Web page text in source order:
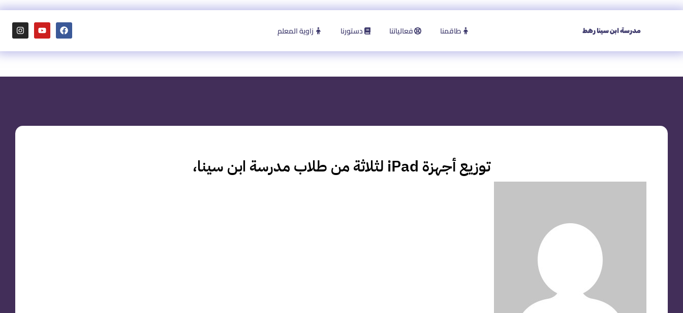
مدرسة ابن سينا رهط طاقمنا فعالياتنا دستورنا زاوية المعلم
توزيع أجهزة iPad لثلاثة من طلاب مدرسة ابن سينا،